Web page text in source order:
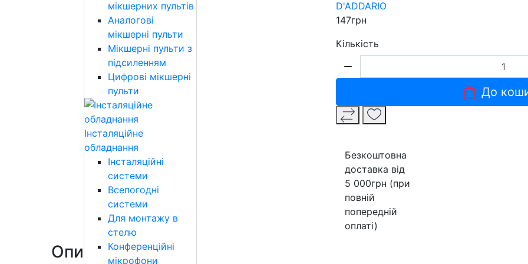
мікшерних пультів
Аналогові
мікшерні пульти
Мікшерні пульти з
підсиленням
Цифрові мікшерні
пульти
Інсталяційне
обладнання
Інсталяційні
системи
Всепогодні
системи
Для монтажу в
стелю
Конференційні
мікрофони
D'ADDARIO
147грн
Кількість
До
Безкоштовна
доставка від
5 000грн (при
повній
попередній
оплаті)
Опис